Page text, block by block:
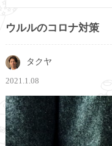
ウルルのコロナ対策
タクヤ
2021.1.08